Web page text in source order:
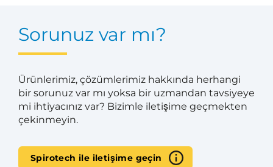
Sorunuz var mı?
Ürünlerimiz, çözümlerimiz hakkında herhangi
bir sorunuz var mı yoksa bir uzmandan tavsiyeye
mi ihtiyacınız var? Bizimle iletişime geçmekten
çekinmeyin.
Spirotech ile iletişime geçin